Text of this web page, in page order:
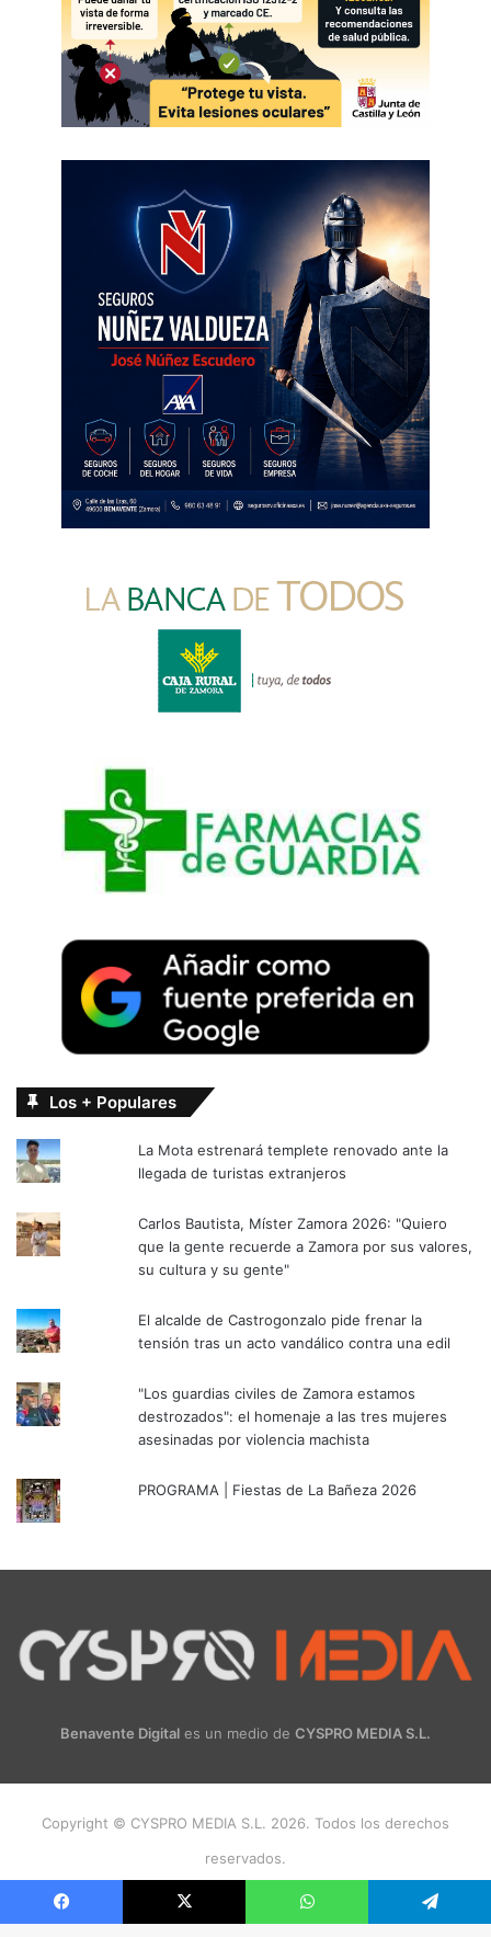
Los + Populares
La Mota estrenará templete renovado ante la
llegada de turistas extranjeros
Carlos Bautista, Míster Zamora 2026: "Quiero
que la gente recuerde a Zamora por sus valores,
su cultura y su gente"
El alcalde de Castrogonzalo pide frenar la
tensión tras un acto vandálico contra una edil
"Los guardias civiles de Zamora estamos
destrozados": el homenaje a las tres mujeres
asesinadas por violencia machista
PROGRAMA | Fiestas de La Bañeza 2026
Benavente Digital es un medio de CYSPRO MEDIA S.L.
Copyright © CYSPRO MEDIA S.L. 2026. Todos los derechos
reservados.
Instagram
Facebook X WhatsApp Telegram